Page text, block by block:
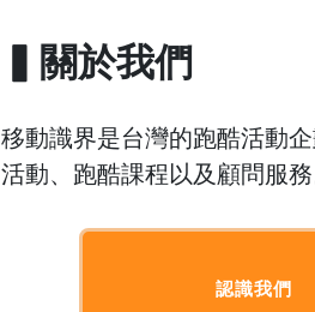
▍關於我們
移動識界是台灣的跑酷活動
活動、跑酷課程以及顧問服務
認識我們